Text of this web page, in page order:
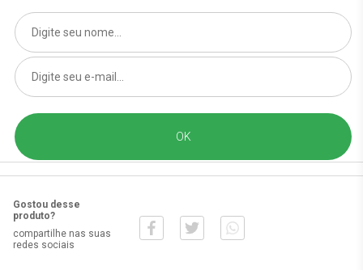
Gostou desse
produto?
compartilhe nas suas
redes sociais